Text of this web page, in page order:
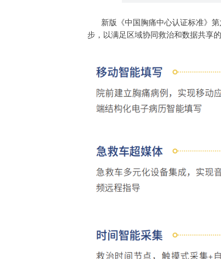
新版《中国胸痛中心认证标准》
步，以满足区域协同救治和数据共享